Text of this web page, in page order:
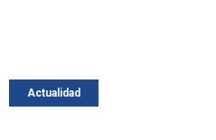
Actualidad